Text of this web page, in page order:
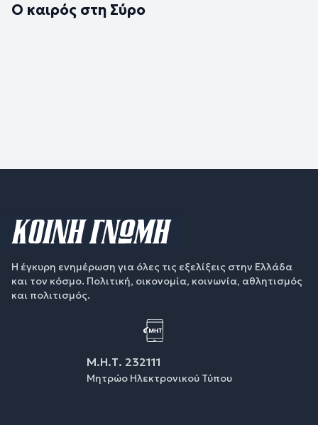
Ο καιρός στη Σύρο
Η έγκυρη ενημέρωση για όλες τις εξελίξεις στην Ελλάδα
και τον κόσμο. Πολιτική, οικονομία, κοινωνία, αθλητισμός
και πολιτισμός.
Μ.Η.Τ. 232111
Μητρώο Ηλεκτρονικού Τύπου